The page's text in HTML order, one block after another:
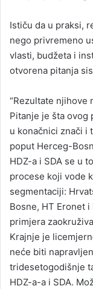
Ističu da u praksi,
nego privremeno
vlasti, budžeta i
otvorena pitanja
“Rezultate njihove
Pitanje je šta ovog
u konačnici znači i
poput Herceg-
HDZ-a i SDA se u
procese koji vode
segmentaciji:
Bosne, HT Eronet
primjera
Krajnje je
neće biti
tridesetogodišnje
HDZ-a-a i SDA.